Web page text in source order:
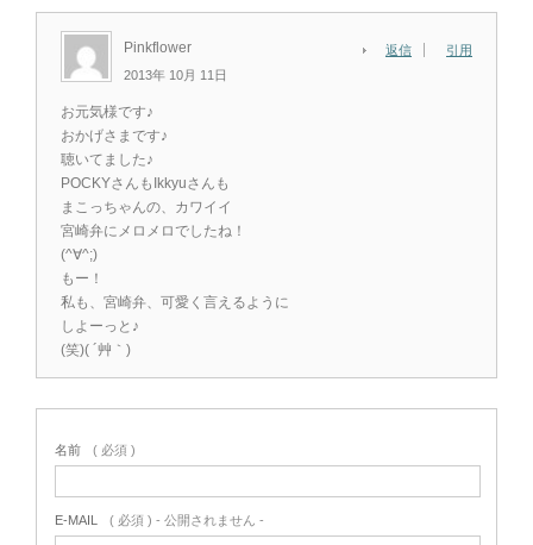
Pinkflower
2013年 10月 11日
返信 引用
お元気様です♪
おかげさまです♪
聴いてました♪
POCKYさんもIkkyuさんも
まこっちゃんの、カワイイ
宮崎弁にメロメロでしたね！
(^∀^;)
もー！
私も、宮崎弁、可愛く言えるように
しよーっと♪
(笑)( ´艸｀)
名前 ( 必須 )
E-MAIL ( 必須 ) - 公開されません -